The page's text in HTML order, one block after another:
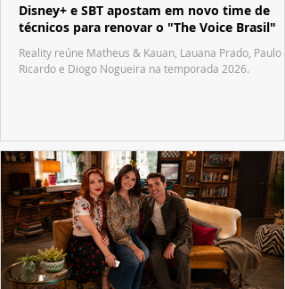
Disney+ e SBT apostam em novo time de
técnicos para renovar o "The Voice Brasil"
Reality reúne Matheus & Kauan, Lauana Prado, Paulo
Ricardo e Diogo Nogueira na temporada 2026.